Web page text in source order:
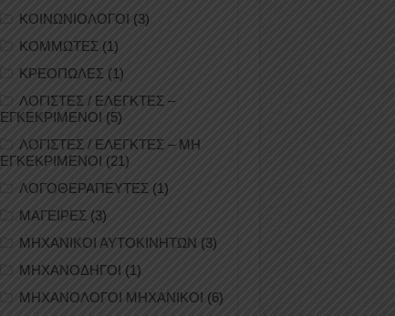
ΚΟΙΝΩΝΙΟΛΟΓΟΙ (3)
ΚΟΜΜΩΤΕΣ (1)
ΚΡΕΟΠΩΛΕΣ (1)
ΛΟΓΙΣΤΕΣ / ΕΛΕΓΚΤΕΣ –
ΕΓΚΕΚΡΙΜΕΝΟΙ (5)
ΛΟΓΙΣΤΕΣ / ΕΛΕΓΚΤΕΣ – ΜΗ
ΕΓΚΕΚΡΙΜΕΝΟΙ (21)
ΛΟΓΟΘΕΡΑΠΕΥΤΕΣ (1)
ΜΑΓΕΙΡΕΣ (3)
ΜΗΧΑΝΙΚΟΙ ΑΥΤΟΚΙΝΗΤΩΝ (3)
ΜΗΧΑΝΟΔΗΓΟΙ (1)
ΜΗΧΑΝΟΛΟΓΟΙ ΜΗΧΑΝΙΚΟΙ (6)